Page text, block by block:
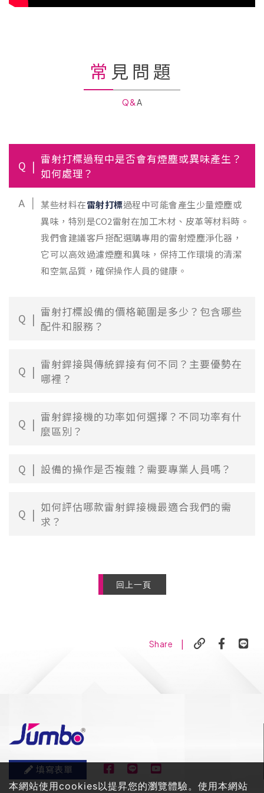
常見問題
Q&A
Q
雷射打標過程中是否會有煙塵或異味產生？
如何處理？
A 某些材料在雷射打標過程中可能會產生少量煙塵或
異味，特別是CO2雷射在加工木材、皮革等材料時。
我們會建議客戶搭配選購專用的雷射煙塵淨化器，
它可以高效過濾煙塵和異味，保持工作環境的清潔
和空氣品質，確保操作人員的健康。
Q
雷射打標設備的價格範圍是多少？包含哪些
配件和服務？
Q
雷射銲接與傳統銲接有何不同？主要優勢在
哪裡？
Q
雷射銲接機的功率如何選擇？不同功率有什
麼區別？
Q 設備的操作是否複雜？需要專業人員嗎？
Q
如何評估哪款雷射銲接機最適合我們的需
求？
回上一頁
Share |
填寫表單
本網站使用cookies以提昇您的瀏覽體驗。使用本網站